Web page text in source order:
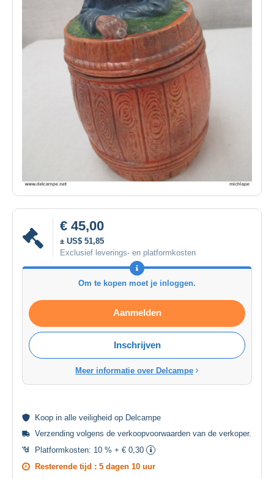
€ 45,00
± US$ 51,85
Exclusief leverings- en platformkosten
Om te kopen moet je inloggen.
Aanmelden
Inschrijven
Meer informatie over Delcampe
Koop in alle veiligheid op Delcampe
Verzending volgens de verkoopvoorwaarden van de verkoper.
Platformkosten: 10 % + € 0,30
Resterende tijd : 5 dagen 10 uur